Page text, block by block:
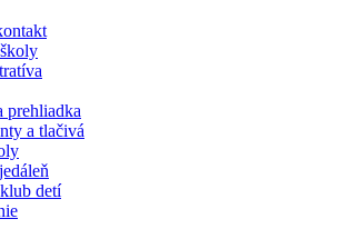
prehliadka
a tlačivá
detí